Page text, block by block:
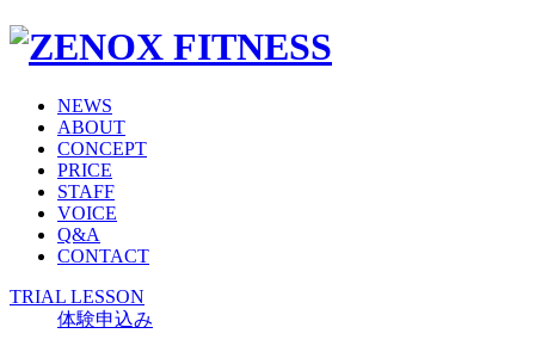
NEWS
ABOUT
CONCEPT
PRICE
STAFF
VOICE
Q&A
CONTACT
TRIAL LESSON
体験申込み